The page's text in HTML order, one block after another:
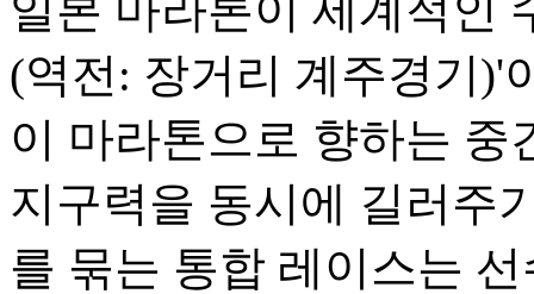
(역전: 장거리 계주경기)'
이 마라톤으로 향하는 중
지구력을 동시에 길러주
를 묶는 통합 레이스는